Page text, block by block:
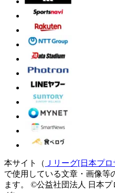
本サイト（ Ｊリーグ[日本プ
で使用している文章・画像等
ます。
©公益社団法人 日本プ